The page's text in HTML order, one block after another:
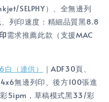
SELPHY）、全無邊列
列印速度：精細品質黑8.8
需求推薦此款（支援MAC
（連供）
｜ADF30頁、
無邊列印、後方100張進
5ipm，草稿模式黑33/彩